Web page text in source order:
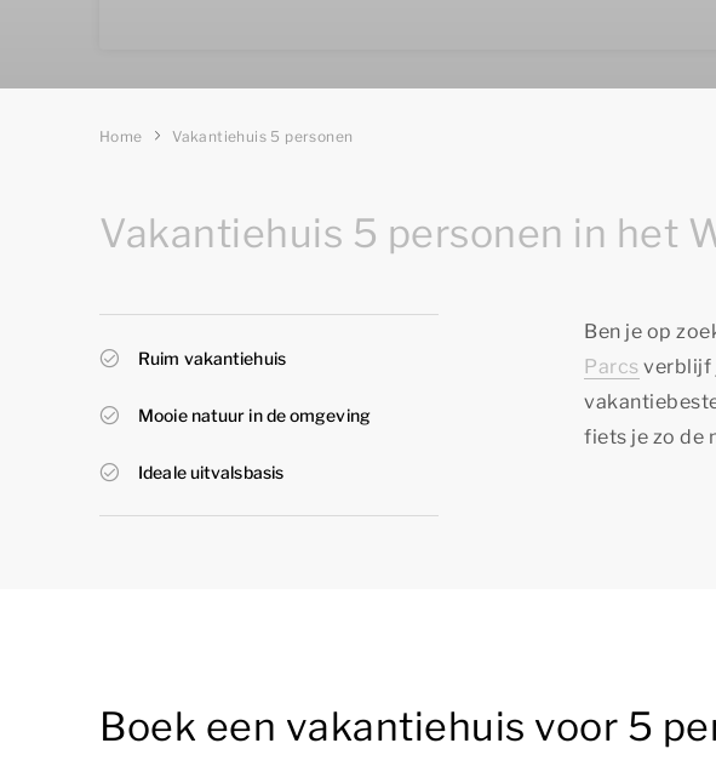
Home Vakantiehuis 5 personen
Vakantiehuis 5 personen in het
Ruim vakantiehuis
Mooie natuur in de omgeving
Ideale uitvalsbasis
Ben je op
Parcs verblijf
fiets je zo de
Boek een vakantiehuis voor 5